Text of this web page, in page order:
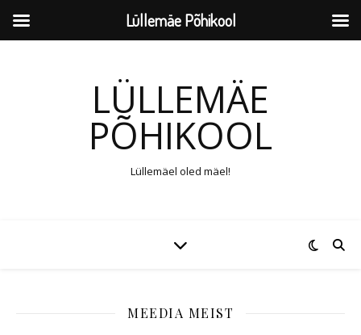
LÜLLEMÄE
PÕHIKOOL
Lüllemäel oled mäel!
MEEDIA MEIST
Lüllemäe Põhikool